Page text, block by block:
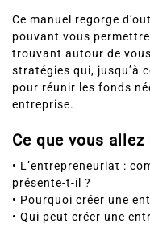
Ce manuel regorge
pouvant vous
trouvant autour de
stratégies qui, jusqu’à
pour réunir les fonds
entreprise.
Ce que vous
• L’entrepreneuriat :
présente-t-il ?
• Pourquoi créer une
• Qui peut créer une